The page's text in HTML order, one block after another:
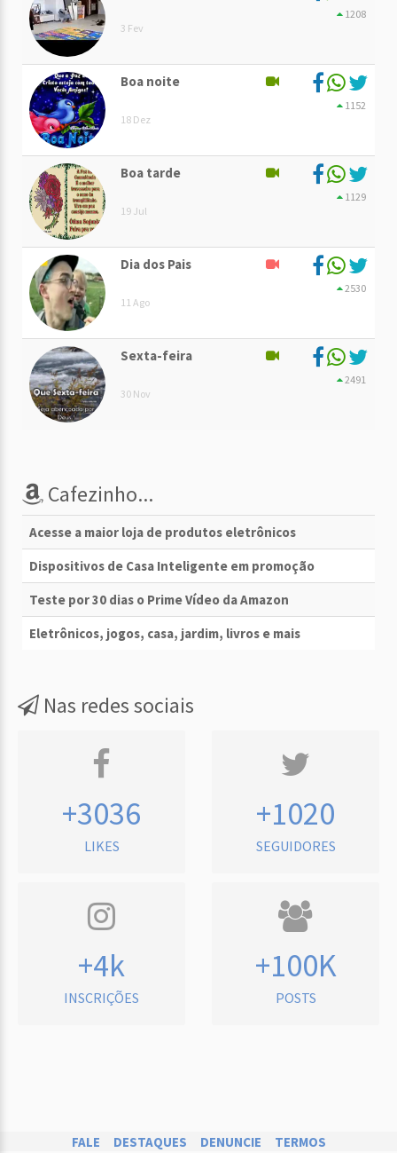
3 Fev
1208
Boa noite
18 Dez
1152
Boa tarde
19 Jul
1129
Dia dos Pais
11 Ago
2530
Sexta-feira
30 Nov
2491
Cafezinho...
Acesse a maior loja de produtos eletrônicos
Dispositivos de Casa Inteligente em promoção
Teste por 30 dias o Prime Vídeo da Amazon
Eletrônicos, jogos, casa, jardim, livros e mais
Nas redes sociais
+3036
LIKES
+1020
SEGUIDORES
+4k
INSCRIÇÕES
+100K
POSTS
FALE DESTAQUES DENUNCIE TERMOS